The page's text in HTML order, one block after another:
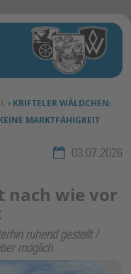
› KRIFTELER WÄLDCHEN:
MARKTFÄHIGKEIT
Rubrik:03.07.2026
nach wie vor
ruhend gestellt /
möglich